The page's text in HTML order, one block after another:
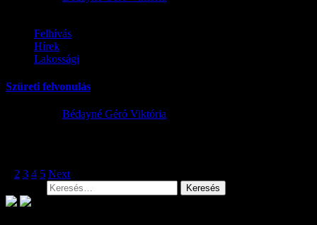
Felhívás
Hírek
Lakossági
Szüreti felvonulás
Bédayné Géró Viktória
2 3 4 5 Next